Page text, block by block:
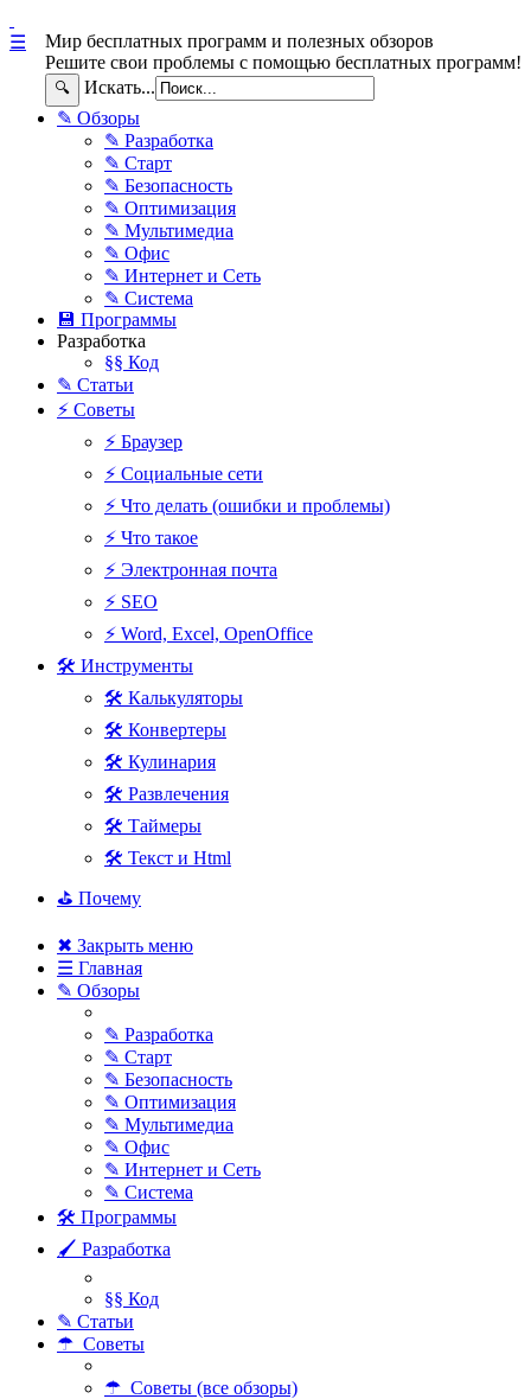
Мир бесплатных программ и полезных обзоров
Решите свои проблемы с помощью бесплатных программ!
🔍 Искать...
☰
✎ Обзоры
✎ Разработка
✎ Старт
✎ Безопасность
✎ Оптимизация
✎ Мультимедиа
✎ Офис
✎ Интернет и Сеть
✎ Система
💾 Программы
Разработка
§§ Код
✎ Статьи
⚡ Советы
⚡ Браузер
⚡ Социальные сети
⚡ Что делать (ошибки и проблемы)
⚡ Что такое
⚡ Электронная почта
⚡ SEO
⚡ Word, Excel, OpenOffice
🛠 Инструменты
🛠 Калькуляторы
🛠 Конвертеры
🛠 Кулинария
🛠 Развлечения
🛠 Таймеры
🛠 Текст и Html
⛳ Почему
✖ Закрыть меню
☰ Главная
✎ Обзоры
✎ Разработка
✎ Старт
✎ Безопасность
✎ Оптимизация
✎ Мультимедиа
✎ Офис
✎ Интернет и Сеть
✎ Система
🛠 Программы
🖌 Разработка
§§ Код
✎ Статьи
☂ Советы
☂ Советы (все обзоры)